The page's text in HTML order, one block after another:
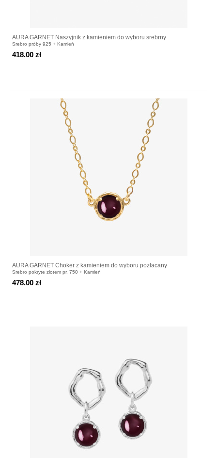
AURA GARNET Naszyjnik z kamieniem do wyboru srebrny
Srebro próby 925 + Kamień
418.00 zł
AURA GARNET Choker z kamieniem do wyboru pozłacany
Srebro pokryte złotem pr. 750 + Kamień
478.00 zł